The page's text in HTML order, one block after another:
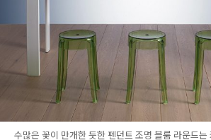
수많은 꽃이 만개한 듯한 펜던트 조명 블룸 라운드는